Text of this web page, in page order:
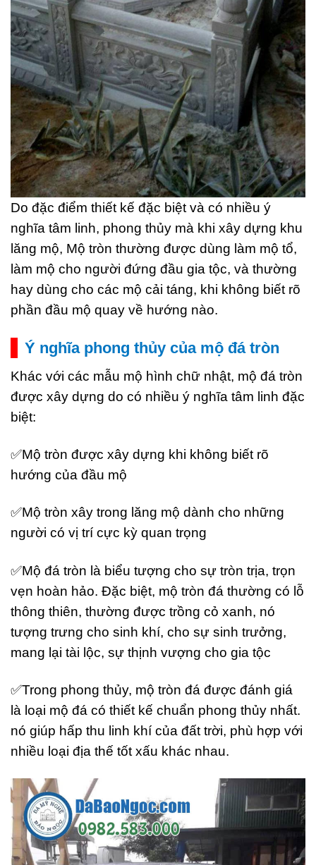
Do đặc điểm thiết kế đặc biệt và có nhiều ý
nghĩa tâm linh, phong thủy mà khi xây dựng khu
lăng mộ, Mộ tròn thường được dùng làm mộ tổ,
làm mộ cho người đứng đầu gia tộc, và thường
hay dùng cho các mộ cải táng, khi không biết rõ
phần đầu mộ quay về hướng nào.
Ý nghĩa phong thủy của mộ đá tròn
Khác với các mẫu mộ hình chữ nhật, mộ đá tròn
được xây dựng do có nhiều ý nghĩa tâm linh đặc
biệt:
✅Mộ tròn được xây dựng khi không biết rõ
hướng của đầu mộ
✅Mộ tròn xây trong lăng mộ dành cho những
người có vị trí cực kỳ quan trọng
✅Mộ đá tròn là biểu tượng cho sự tròn trịa, trọn
vẹn hoàn hảo. Đặc biệt, mộ tròn đá thường có lỗ
thông thiên, thường được trồng cỏ xanh, nó
tượng trưng cho sinh khí, cho sự sinh trưởng,
mang lại tài lộc, sự thịnh vượng cho gia tộc
✅Trong phong thủy, mộ tròn đá được đánh giá
là loại mộ đá có thiết kế chuẩn phong thủy nhất.
nó giúp hấp thu linh khí của đất trời, phù hợp với
nhiều loại địa thế tốt xấu khác nhau.